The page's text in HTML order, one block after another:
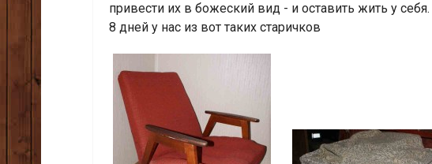
привести их в божеский вид - и оставить жить у
8 дней у нас из вот таких старичков